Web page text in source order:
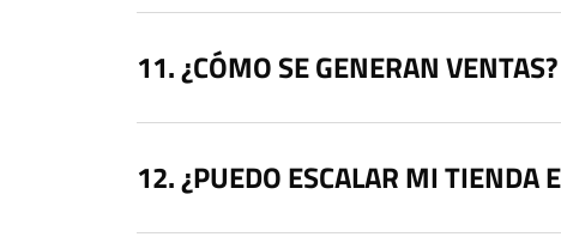
¿CÓMO SE GENERAN VENTAS?
¿PUEDO ESCALAR MI TIENDA